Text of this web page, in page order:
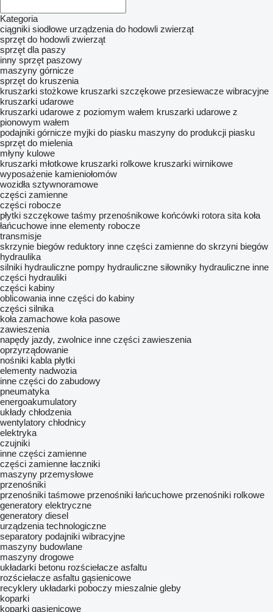
Kategoria
ciągniki siodłowe urządzenia do hodowli zwierząt
sprzęt do hodowli zwierząt
sprzęt dla paszy
inny sprzęt paszowy
maszyny górnicze
sprzęt do kruszenia
kruszarki stożkowe kruszarki szczękowe przesiewacze wibracyjne
kruszarki udarowe
kruszarki udarowe z poziomym wałem kruszarki udarowe z
pionowym wałem
podajniki górnicze myjki do piasku maszyny do produkcji piasku
sprzęt do mielenia
młyny kulowe
kruszarki młotkowe kruszarki rolkowe kruszarki wirnikowe
wyposażenie kamieniołomów
wozidła sztywnoramowe
części zamienne
części robocze
płytki szczękowe taśmy przenośnikowe końcówki rotora sita koła
łańcuchowe inne elementy robocze
transmisje
skrzynie biegów reduktory inne części zamienne do skrzyni biegów
hydraulika
silniki hydrauliczne pompy hydrauliczne siłowniky hydrauliczne inne
części hydrauliki
części kabiny
oblicowania inne części do kabiny
części silnika
koła zamachowe koła pasowe
zawieszenia
napędy jazdy, zwolnice inne części zawieszenia
oprzyrządowanie
nośniki kabla płytki
elementy nadwozia
inne części do zabudowy
pneumatyka
energoakumulatory
układy chłodzenia
wentylatory chłodnicy
elektryka
czujniki
inne części zamienne
części zamienne łaczniki
maszyny przemysłowe
przenośniki
przenośniki taśmowe przenośniki łańcuchowe przenośniki rolkowe
generatory elektryczne
generatory diesel
urządzenia technologiczne
separatory podajniki wibracyjne
maszyny budowlane
maszyny drogowe
układarki betonu rozściełacze asfaltu
rozściełacze asfaltu gąsienicowe
recyklery układarki poboczy mieszalnie gleby
koparki
koparki gąsienicowe